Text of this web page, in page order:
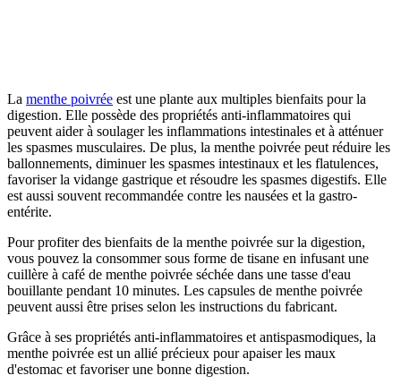
La menthe poivrée est une plante aux multiples bienfaits pour la
digestion. Elle possède des propriétés anti-inflammatoires qui
peuvent aider à soulager les inflammations intestinales et à atténuer
les spasmes musculaires. De plus, la menthe poivrée peut réduire les
ballonnements, diminuer les spasmes intestinaux et les flatulences,
favoriser la vidange gastrique et résoudre les spasmes digestifs. Elle
est aussi souvent recommandée contre les nausées et la gastro-
entérite.
Pour profiter des bienfaits de la menthe poivrée sur la digestion,
vous pouvez la consommer sous forme de tisane en infusant une
cuillère à café de menthe poivrée séchée dans une tasse d'eau
bouillante pendant 10 minutes. Les capsules de menthe poivrée
peuvent aussi être prises selon les instructions du fabricant.
Grâce à ses propriétés anti-inflammatoires et antispasmodiques, la
menthe poivrée est un allié précieux pour apaiser les maux
d'estomac et favoriser une bonne digestion.